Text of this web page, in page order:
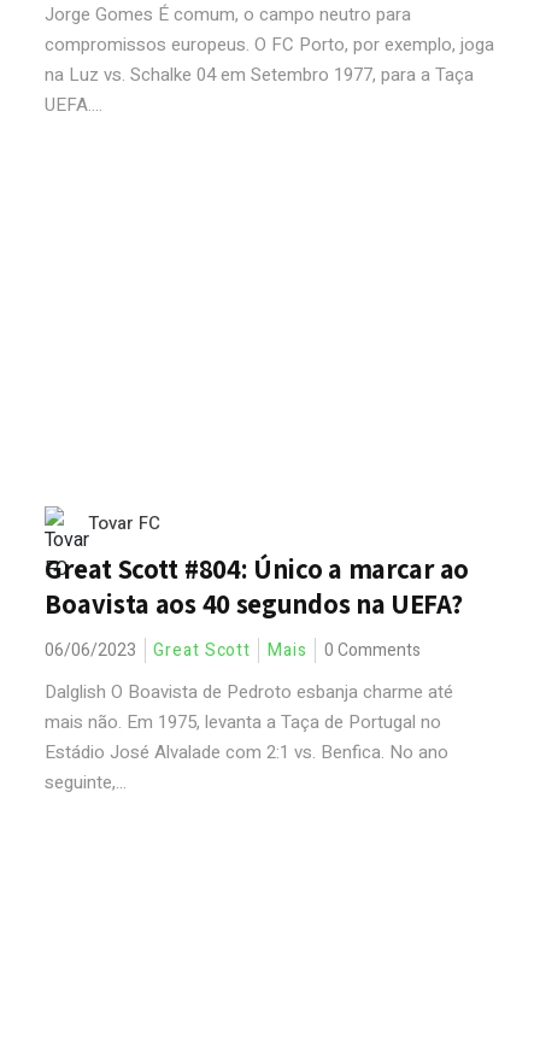
Jorge Gomes É comum, o campo neutro para
compromissos europeus. O FC Porto, por exemplo, joga
na Luz vs. Schalke 04 em Setembro 1977, para a Taça
UEFA....
Tovar FC
Great Scott #804: Único a marcar ao
Boavista aos 40 segundos na UEFA?
06/06/2023 Great Scott Mais 0 Comments
Dalglish O Boavista de Pedroto esbanja charme até
mais não. Em 1975, levanta a Taça de Portugal no
Estádio José Alvalade com 2:1 vs. Benfica. No ano
seguinte,...